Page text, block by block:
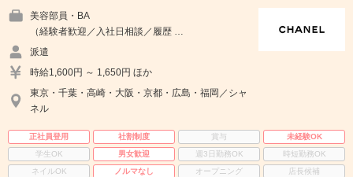
美容部員・BA
（経験者歓迎／入社日相談／履歴 …
派遣
時給1,600円 ～ 1,650円 ほか
東京・千葉・高崎・大阪・京都・広島・福岡／シャ
ネル
正社員登用 社割制度 賞与
未経験OK
学生OK
男女歓迎 週3日勤務OK
時短勤務OK
ネイルOK
ノルマなし オープニング
店長候補